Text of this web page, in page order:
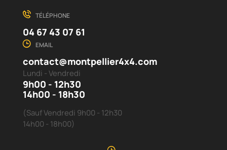
TÉLÉPHONE
04 67 43 07 61
EMAIL
contact@montpellier4x4.com
Lundi - Vendredi
9h00 - 12h30
14h00 - 18h30
(Sauf Vendredi 9h00 - 12h30
14h00 - 18h00)